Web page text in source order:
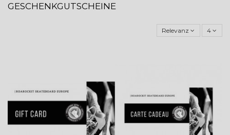
GESCHENKGUTSCHEINE
Relevanz 4